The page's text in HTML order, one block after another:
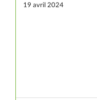
19 avril 2024